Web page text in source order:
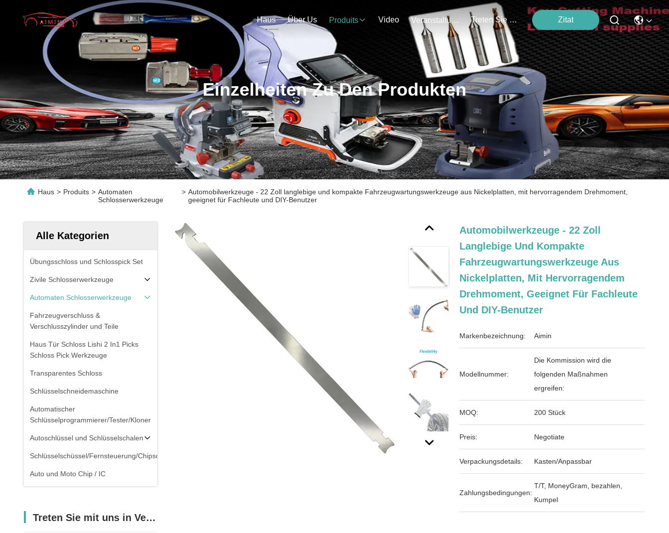
Haus Über Us Produits Video Veranstaltungen Treten Sie Mit Uns In Verbindung Zitat
Einzelheiten Zu Den Produkten
Haus > Produits > Automaten
Schlosserwerkzeuge
> Automobilwerkzeuge - 22 Zoll langlebige und kompakte Fahrzeugwartungswerkzeuge aus Nickelplatten, mit hervorragendem Drehmoment,
geeignet für Fachleute und DIY-Benutzer
Alle Kategorien
Übungsschloss und Schlosspick Set
Zivile Schlosserwerkzeuge
Automaten Schlosserwerkzeuge
Fahrzeugverschluss &
Verschlusszylinder und Teile
Haus Tür Schloss Lishi 2 In1 Picks
Schloss Pick Werkzeuge
Transparentes Schloss
Schlüsselschneidemaschine
Automatischer
Schlüsselprogrammierer/Tester/Kloner
Autoschlüssel und Schlüsselschalen
Schlüsselschüssel/Fernsteuerung/Chipschlüssel
Auto und Moto Chip / IC
Treten Sie mit uns in Verbindung
Automobilwerkzeuge - 22 Zoll
Langlebige Und Kompakte
Fahrzeugwartungswerkzeuge Aus
Nickelplatten, Mit Hervorragendem
Drehmoment, Geeignet Für Fachleute
Und DIY-Benutzer
Markenbezeichnung: Aimin
Modellnummer:
Die Kommission wird die
folgenden Maßnahmen
ergreifen:
MOQ: 200 Stück
Preis: Negotiate
Verpackungsdetails: Kasten/Anpassbar
Zahlungsbedingungen:
T/T, MoneyGram, bezahlen,
Kumpel